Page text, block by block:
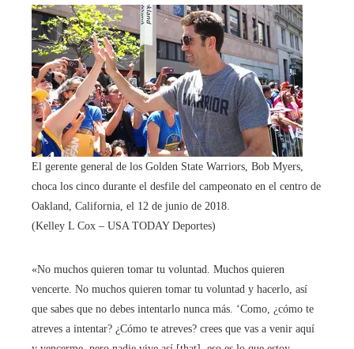
El gerente general de los Golden State Warriors, Bob Myers,
choca los cinco durante el desfile del campeonato en el centro de
Oakland, California, el 12 de junio de 2018.
(Kelley L Cox – USA TODAY Deportes)
«No muchos quieren tomar tu voluntad. Muchos quieren
vencerte. No muchos quieren tomar tu voluntad y hacerlo, así
que sabes que no debes intentarlo nunca más. ‘Como, ¿cómo te
atreves a intentar? ¿Cómo te atreves? crees que vas a venir aquí